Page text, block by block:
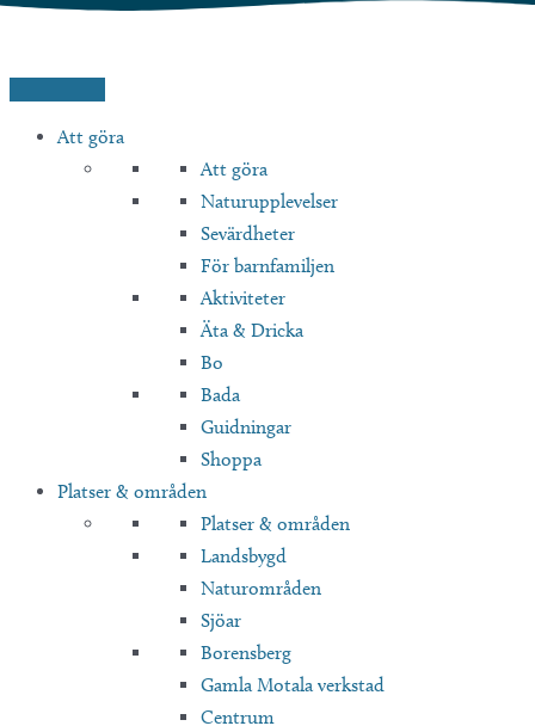
Att göra
Att göra
Naturupplevelser
Sevärdheter
För barnfamiljen
Aktiviteter
Äta & Dricka
Bo
Bada
Guidningar
Shoppa
Platser & områden
Platser & områden
Landsbygd
Naturområden
Sjöar
Borensberg
Gamla Motala verkstad
Centrum